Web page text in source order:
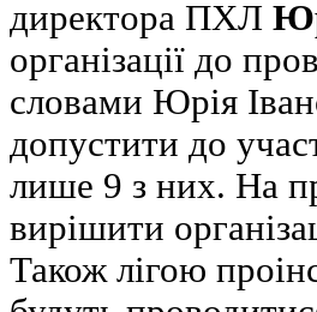
директора ПХЛ
організації до
словами Юрія
допустити до
лише 9 з них. На
вирішити
Також лігою